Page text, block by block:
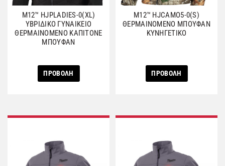
M12™ HJPLADIES-0(XL)
ΥΒΡΙΔΙΚΟ ΓΥΝΑΙΚΕΙΟ
ΘΕΡΜΑΙΝΟΜΕΝΟ ΚΑΠΙΤΟΝΕ
ΜΠΟΥΦΑΝ
ΠΡΟΒΟΛΗ
M12™ HJCAMO5-0(S)
ΘΕΡΜΑΙΝΟΜΕΝΟ ΜΠΟΥΦΑΝ
ΚΥΝΗΓΕΤΙΚΟ
ΠΡΟΒΟΛΗ